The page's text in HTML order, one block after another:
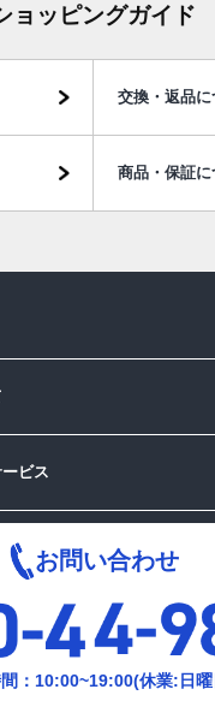
ョッピングガイド
交換・返品に
商品・保証に
ビス
お問い合わせ
：10:00~19:00(休業:日曜